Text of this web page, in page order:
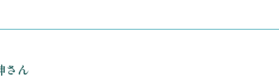
さん